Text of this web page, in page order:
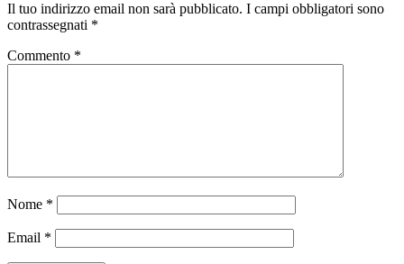
Il tuo indirizzo email non sarà pubblicato. I campi obbligatori sono
contrassegnati *
Commento *
Nome *
Email *